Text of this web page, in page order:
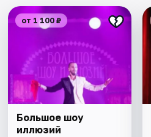
от 1 100 ₽
Большое шоу
иллюзий